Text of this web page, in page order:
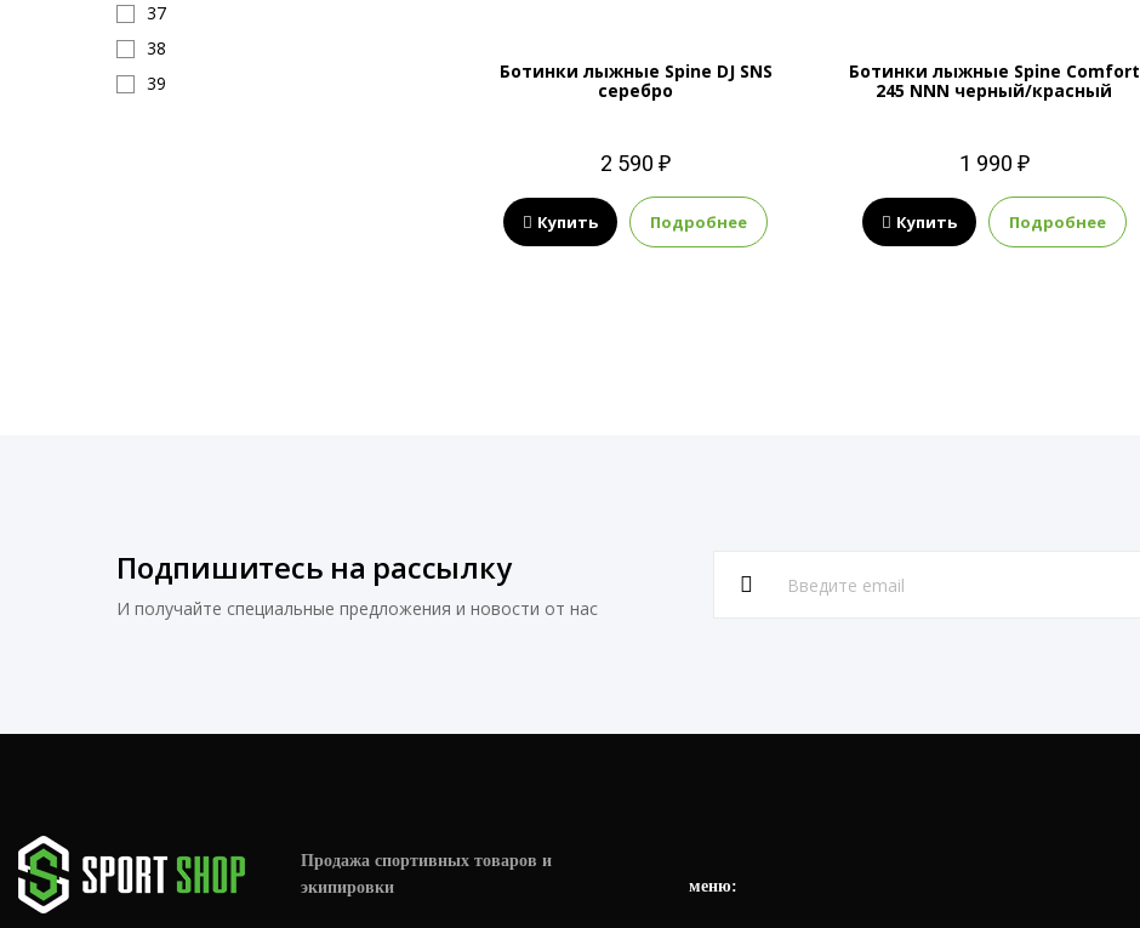
37
38
39
Ботинки лыжные Spine DJ SNS
серебро
2 590 ₽
Купить Подробнее
Ботинки лыжные Spine Comfort
245 NNN черный/красный
1 990 ₽
Купить Подробнее
Подпишитесь на рассылку
И получайте специальные предложения и новости от нас
Продажа спортивных товаров и
экипировки
меню: